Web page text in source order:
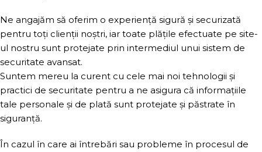
Ne angajăm să oferim o experiență sigură și securizată
pentru toți clienții noștri, iar toate plățile efectuate pe site-
ul nostru sunt protejate prin intermediul unui sistem de
securitate avansat.
Suntem mereu la curent cu cele mai noi tehnologii și
practici de securitate pentru a ne asigura că informațiile
tale personale și de plată sunt protejate și păstrate în
siguranță.
În cazul în care ai întrebări sau probleme în procesul de